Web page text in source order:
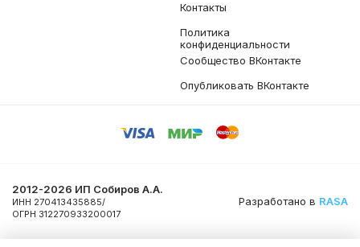
Контакты
Политика
конфиденциальности
Сообщество ВКонтакте
Опубликовать ВКонтакте
2012-2026 ИП Собиров А.А.
ИНН 270413435885/
ОГРН 312270933200017
Разработано в RASA